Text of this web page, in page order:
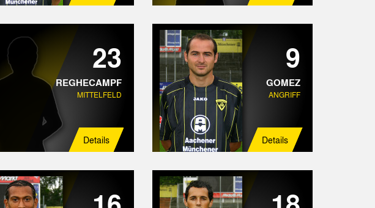
23
REGHECAMPF
MITTELFELD
Details
9
GOMEZ
ANGRIFF
Details